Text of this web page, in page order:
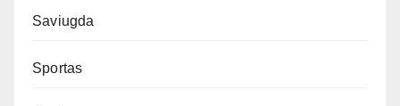
Saviugda
Sportas